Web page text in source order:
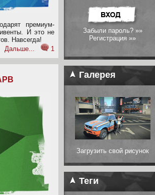
премиум-
И это не
Навсегда!
Дальше...
1
Забыли пароль? »»
Регистрация »»
Галерея
Загрузить свой рисунок
Теги